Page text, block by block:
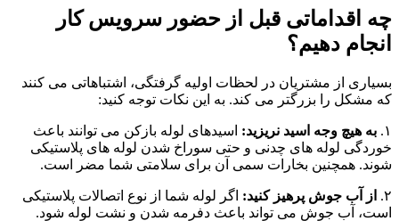
چه اقداماتی قبل از حضور سرویس کار
انجام دهیم؟
بسیاری از مشتریان در لحظات اولیه گرفتگی، اشتباهاتی می کنند
که مشکل را بزرگتر می کند. به این نکات توجه کنید:
۱. به هیچ وجه اسید نریزید: اسیدهای لوله بازکن می توانند باعث
خوردگی لوله های چدنی و حتی سوراخ شدن لوله های پلاستیکی
شوند. همچنین بخارات سمی آن برای سلامتی شما مضر است.
۲. از آب جوش پرهیز کنید: اگر لوله شما از نوع اتصالات پلاستیکی
است، آب جوش می تواند باعث دفرمه شدن و نشت لوله شود.